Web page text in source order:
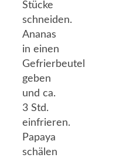
Stücke
schneiden.
Ananas
in einen
Gefrierbeutel
geben
und ca.
3 Std.
einfrieren.
Papaya
schälen